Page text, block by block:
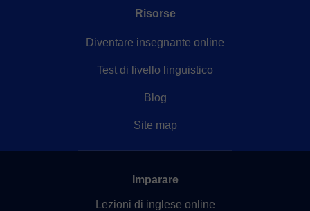
Risorse
Diventare insegnante online
Test di livello linguistico
Blog
Site map
Imparare
Lezioni di inglese online